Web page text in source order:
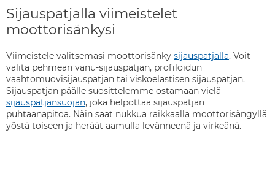
Sijauspatjalla viimeistelet
moottorisänkysi
Viimeistele valitsemasi moottorisänky sijauspatjalla. Voit
valita pehmeän vanu-sijauspatjan, profiloidun
vaahtomuovisijauspatjan tai viskoelastisen sijauspatjan.
Sijauspatjan päälle suosittelemme ostamaan vielä
sijauspatjansuojan, joka helpottaa sijauspatjan
puhtaanapitoa. Näin saat nukkua raikkaalla moottorisängyllä
yöstä toiseen ja heräät aamulla levänneenä ja virkeänä.